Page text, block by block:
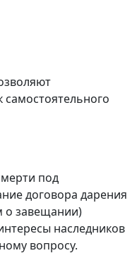
под
договора дарения
о завещании)
наследников
вопросу.